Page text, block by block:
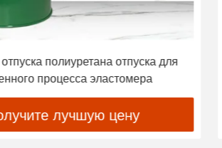
500/Ml брызг агента отпуска
эластомера
лучшую цену